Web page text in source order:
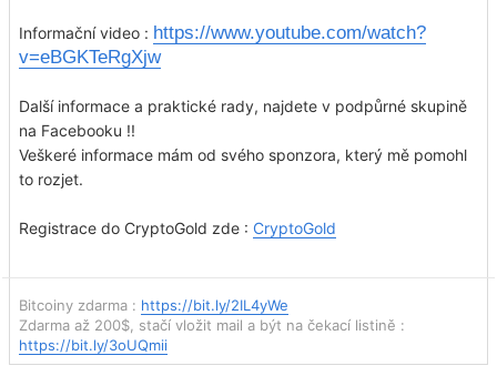
Informační video : https://www.youtube.com/watch?
v=eBGKTeRgXjw
Další informace a praktické rady, najdete v podpůrné skupině
na Facebooku !!
Veškeré informace mám od svého sponzora, který mě pomohl
to rozjet.
Registrace do CryptoGold zde : CryptoGold
Bitcoiny zdarma : https://bit.ly/2IL4yWe
Zdarma až 200$, stačí vložit mail a být na čekací listině :
https://bit.ly/3oUQmii